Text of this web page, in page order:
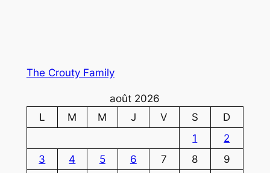
The Crouty Family
août 2026
L
M M J V S
D
1
2
3
4 5 6 7 8
9